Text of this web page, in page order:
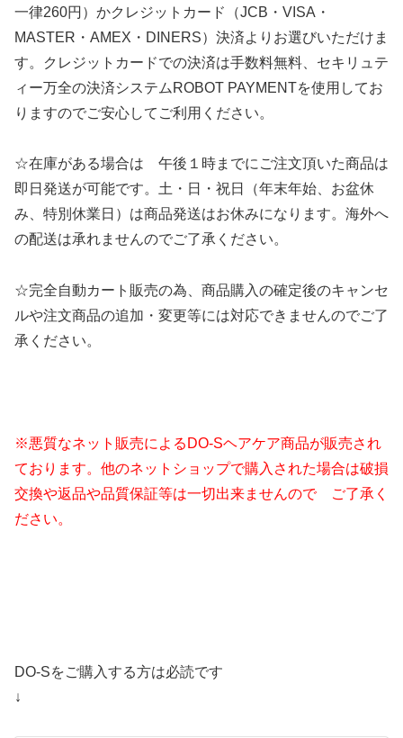
一律260円）かクレジットカード（JCB・VISA・
MASTER・AMEX・DINERS）決済よりお選びいただけま
す。クレジットカードでの決済は手数料無料、セキリュテ
ィー万全の決済システムROBOT PAYMENTを使用してお
りますのでご安心してご利用ください。
☆在庫がある場合は 午後１時までにご注文頂いた商品は
即日発送が可能です。土・日・祝日（年末年始、お盆休
み、特別休業日）は商品発送はお休みになります。海外へ
の配送は承れませんのでご了承ください。
☆完全自動カート販売の為、商品購入の確定後のキャンセ
ルや注文商品の追加・変更等には対応できませんのでご了
承ください。
※悪質なネット販売によるDO-Sヘアケア商品が販売され
ております。 他のネットショップで購入された場合は破損
交換や返品や品質保証等は一切出来ませんので ご了承く
ださい。
DO-Sをご購入する方は必読です
↓